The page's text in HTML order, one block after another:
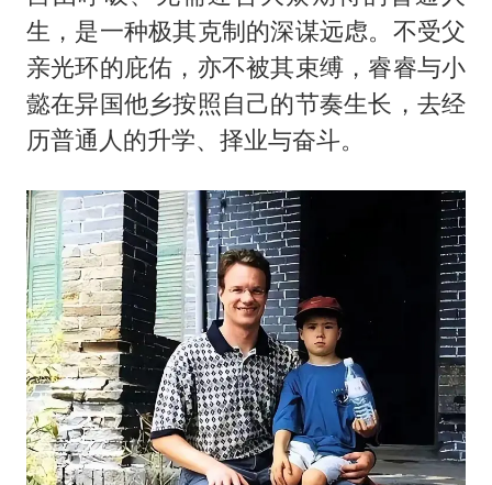
生，是一种极其克制的深谋远虑。不受父
亲光环的庇佑，亦不被其束缚，睿睿与小
懿在异国他乡按照自己的节奏生长，去经
历普通人的升学、择业与奋斗。